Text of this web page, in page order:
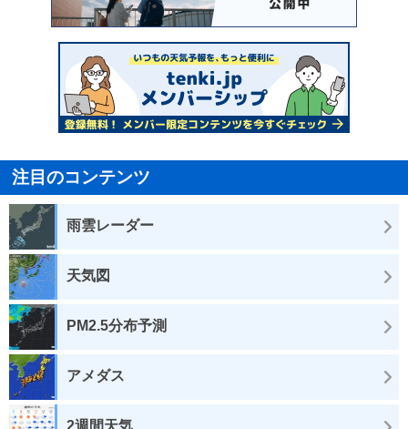
注目のコンテンツ
雨雲レーダー
天気図
PM2.5分布予測
アメダス
2週間天気